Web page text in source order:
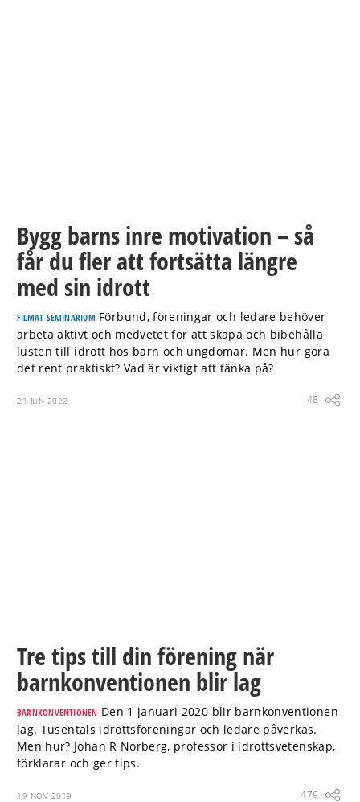
Bygg barns inre motivation – så
får du fler att fortsätta längre
med sin idrott
FILMAT SEMINARIUM Förbund, föreningar och ledare behöver
arbeta aktivt och medvetet för att skapa och bibehålla
lusten till idrott hos barn och ungdomar. Men hur göra
det rent praktiskt? Vad är viktigt att tänka på?
21 JUN 2022 48
Tre tips till din förening när
barnkonventionen blir lag
BARNKONVENTIONEN Den 1 januari 2020 blir barnkonventionen
lag. Tusentals idrottsföreningar och ledare påverkas.
Men hur? Johan R Norberg, professor i idrottsvetenskap,
förklarar och ger tips.
19 NOV 2019 479